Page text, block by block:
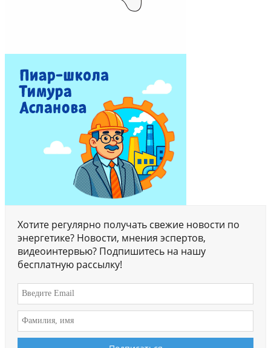
Хотите регулярно получать свежие новости по
энергетике? Новости, мнения эспертов,
видеоинтервью? Подпишитесь на нашу
бесплатную рассылку!